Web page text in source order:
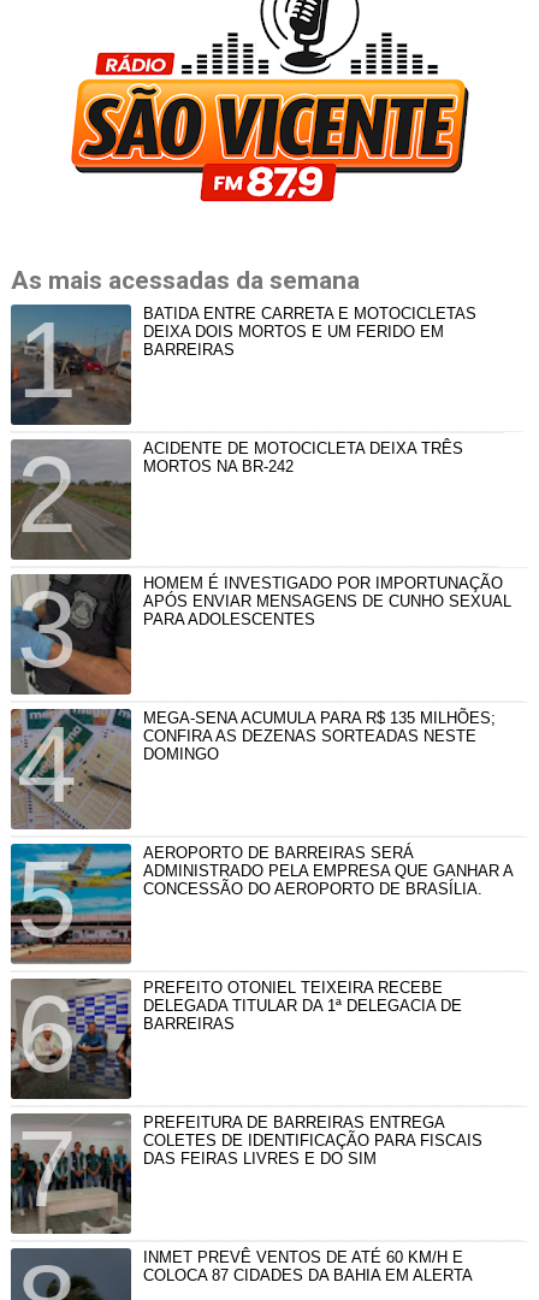
As mais acessadas da semana
BATIDA ENTRE CARRETA E MOTOCICLETAS
DEIXA DOIS MORTOS E UM FERIDO EM
BARREIRAS
ACIDENTE DE MOTOCICLETA DEIXA TRÊS
MORTOS NA BR-242
HOMEM É INVESTIGADO POR IMPORTUNAÇÃO
APÓS ENVIAR MENSAGENS DE CUNHO SEXUAL
PARA ADOLESCENTES
MEGA-SENA ACUMULA PARA R$ 135 MILHÕES;
CONFIRA AS DEZENAS SORTEADAS NESTE
DOMINGO
AEROPORTO DE BARREIRAS SERÁ
ADMINISTRADO PELA EMPRESA QUE GANHAR A
CONCESSÃO DO AEROPORTO DE BRASÍLIA.
PREFEITO OTONIEL TEIXEIRA RECEBE
DELEGADA TITULAR DA 1ª DELEGACIA DE
BARREIRAS
PREFEITURA DE BARREIRAS ENTREGA
COLETES DE IDENTIFICAÇÃO PARA FISCAIS
DAS FEIRAS LIVRES E DO SIM
INMET PREVÊ VENTOS DE ATÉ 60 KM/H E
COLOCA 87 CIDADES DA BAHIA EM ALERTA